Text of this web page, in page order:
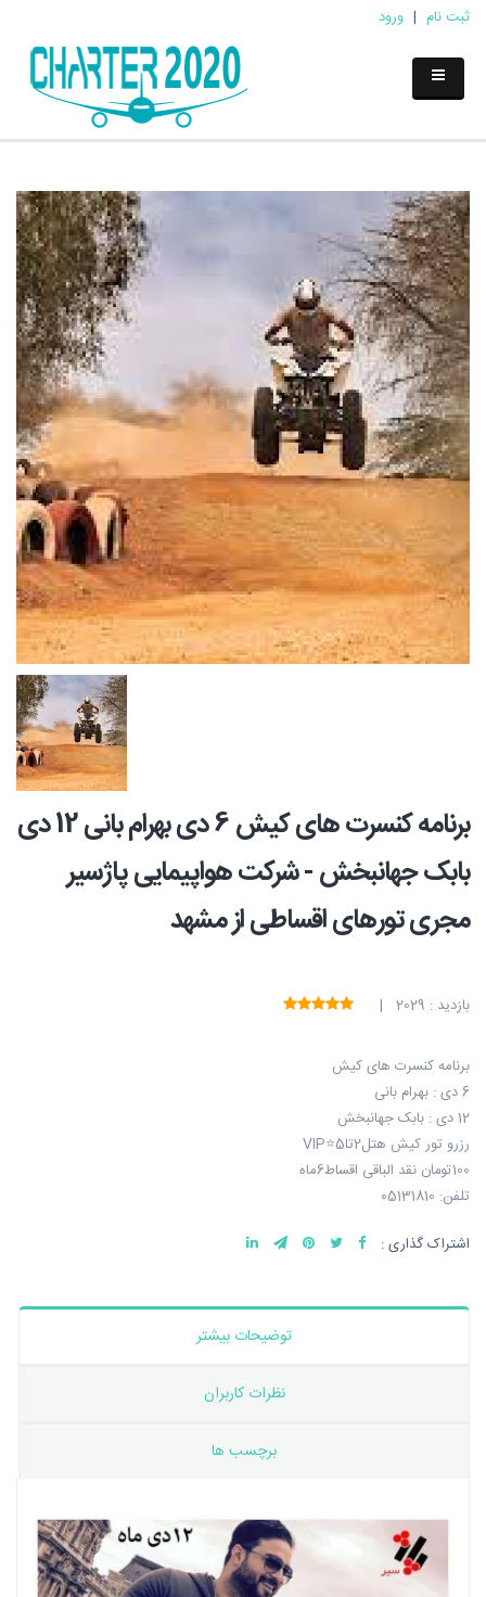
ثبت نام | ورود
برنامه کنسرت های کیش 6 دی بهرام بانی 12 دی
بابک جهانبخش - شرکت هواپیمایی پاژسیر
مجری تورهای اقساطی از مشهد
بازدید : 2029 |
برنامه کنسرت های کیش
6 دی : بهرام بانی
12 دی : بابک جهانبخش
رزرو تور کیش هتل2تا5⭐️VIP
100تومان نقد الباقی اقساط6ماه
تلفن: 05131810
اشتراک گذاری :
توضیحات بیشتر
نظرات کاربران
برچسب ها